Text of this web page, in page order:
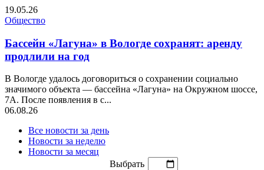
19.05.26
Общество
Бассейн «Лагуна» в Вологде сохранят: аренду
продлили на год
В Вологде удалось договориться о сохранении социально
значимого объекта — бассейна «Лагуна» на Окружном шоссе,
7А. После появления в с...
06.08.26
Все новости за день
Новости за неделю
Новости за месяц
Выбрать